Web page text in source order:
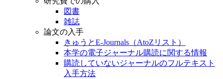
図書
雑誌
論文の入手
きゅうとE-Journals（AtoZリスト）
本学の電子ジャーナル購読に関する情報
購読していないジャーナルのフルテキスト
入手方法